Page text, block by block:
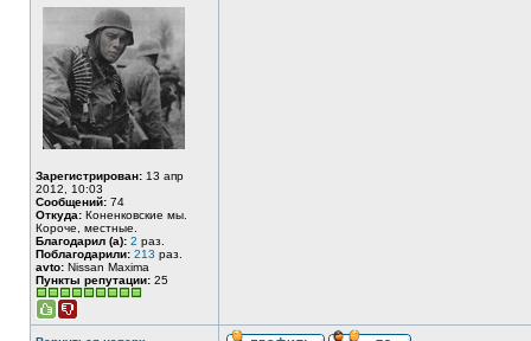
Зарегистрирован: 13 апр
2012, 10:03
Сообщений: 74
Откуда: Коненковские мы.
Короче, местные.
Благодарил (а): 2 раз.
Поблагодарили: 213 раз.
avto: Nissan Maxima
Пункты репутации: 25